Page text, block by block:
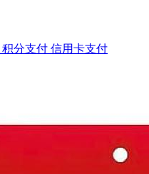
积分支付 信用卡支付